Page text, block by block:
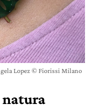
Lopez © Fiorissi Milano
natura